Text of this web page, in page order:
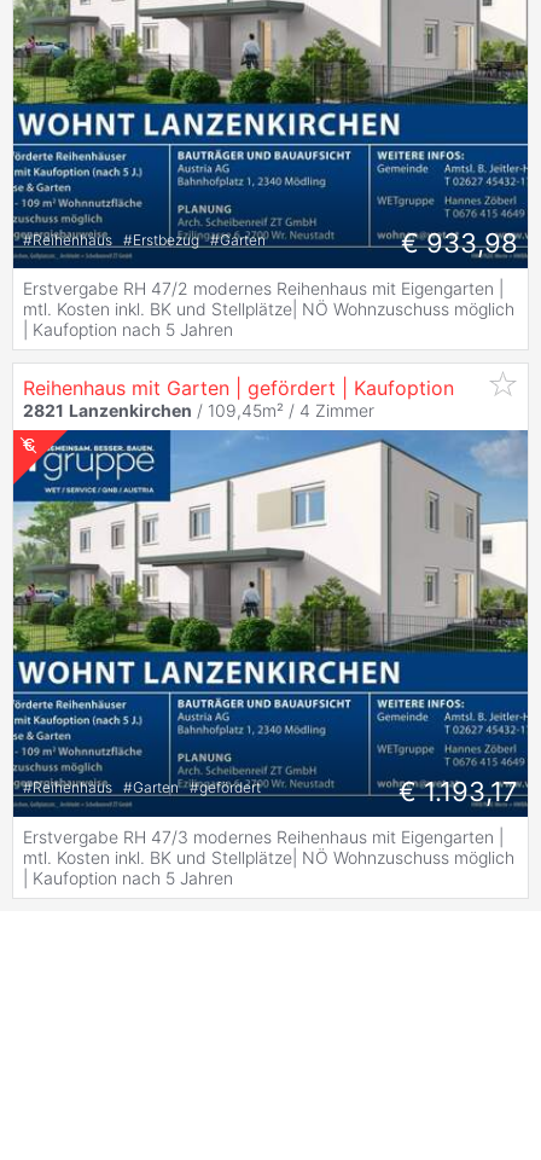
#Reihenhaus #Erstbezug #Garten € 933,98
Erstvergabe RH 47/2 modernes Reihenhaus mit Eigengarten |
mtl. Kosten inkl. BK und Stellplätze| NÖ Wohnzuschuss möglich
| Kaufoption nach 5 Jahren
Reihenhaus mit Garten | gefördert | Kaufoption
2821 Lanzenkirchen / 109,45m² / 4 Zimmer
#Reihenhaus #Garten #gefördert € 1.193,17
Erstvergabe RH 47/3 modernes Reihenhaus mit Eigengarten |
mtl. Kosten inkl. BK und Stellplätze| NÖ Wohnzuschuss möglich
| Kaufoption nach 5 Jahren